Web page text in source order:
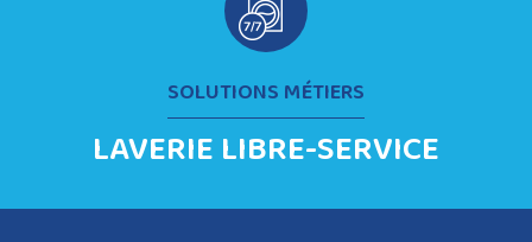
SOLUTIONS MÉTIERS
LAVERIE LIBRE-SERVICE